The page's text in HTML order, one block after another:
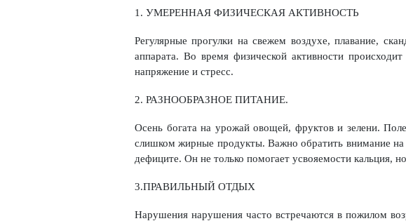
1. УМЕРЕННАЯ ФИЗИЧЕСКАЯ АКТИВНОСТЬ
Регулярные прогулки на свежем воздухе, плавание,
аппарата. Во время физической активности
напряжение и стресс.
2. РАЗНООБРАЗНОЕ ПИТАНИЕ.
Осень богата на урожай овощей, фруктов и зелени.
слишком жирные продукты. Важно обратить внимание на
дефиците. Он не только помогает усвояемости кальция,
3.ПРАВИЛЬНЫЙ ОТДЫХ
Нарушения нарушения часто встречаются в пожилом